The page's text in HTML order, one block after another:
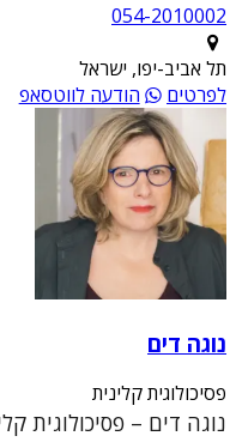
054-2010002
תל אביב-יפו, ישראל
לפרטים
הודעה לווטסאפ
נוגה דים
פסיכולוגית קלינית
נוגה דים – פסיכולוגית